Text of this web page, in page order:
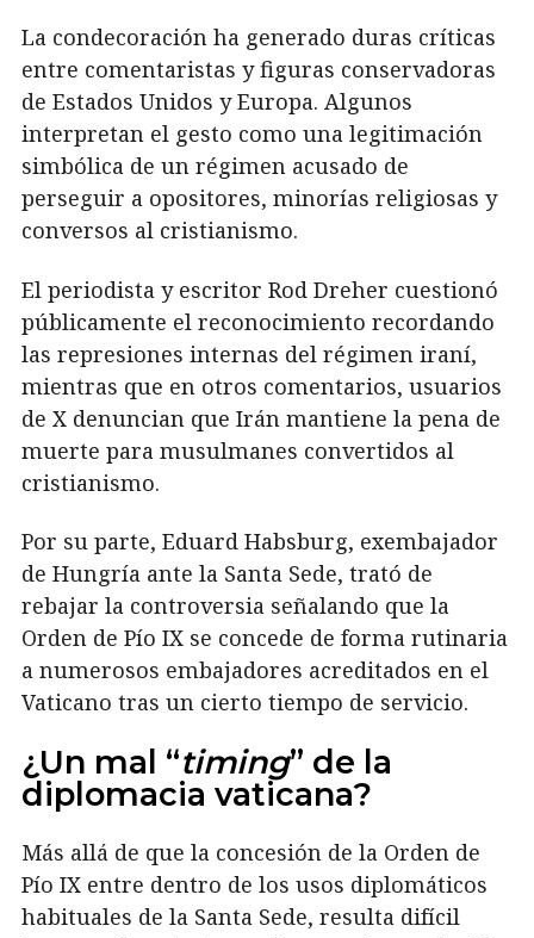
La condecoración ha generado duras críticas
entre comentaristas y figuras conservadoras
de Estados Unidos y Europa. Algunos
interpretan el gesto como una legitimación
simbólica de un régimen acusado de
perseguir a opositores, minorías religiosas y
conversos al cristianismo.
El periodista y escritor Rod Dreher cuestionó
públicamente el reconocimiento recordando
las represiones internas del régimen iraní,
mientras que en otros comentarios, usuarios
de X denuncian que Irán mantiene la pena de
muerte para musulmanes convertidos al
cristianismo.
Por su parte, Eduard Habsburg, exembajador
de Hungría ante la Santa Sede, trató de
rebajar la controversia señalando que la
Orden de Pío IX se concede de forma rutinaria
a numerosos embajadores acreditados en el
Vaticano tras un cierto tiempo de servicio.
¿Un mal “timing” de la
diplomacia vaticana?
Más allá de que la concesión de la Orden de
Pío IX entre dentro de los usos diplomáticos
habituales de la Santa Sede, resulta difícil